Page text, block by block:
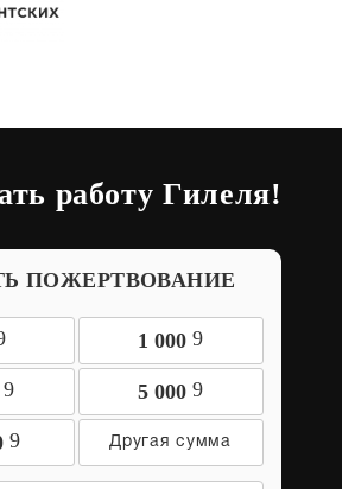
работу Гилеля!
ПОЖЕРТВОВАНИЕ
1 000 9
9 5 000 9
9